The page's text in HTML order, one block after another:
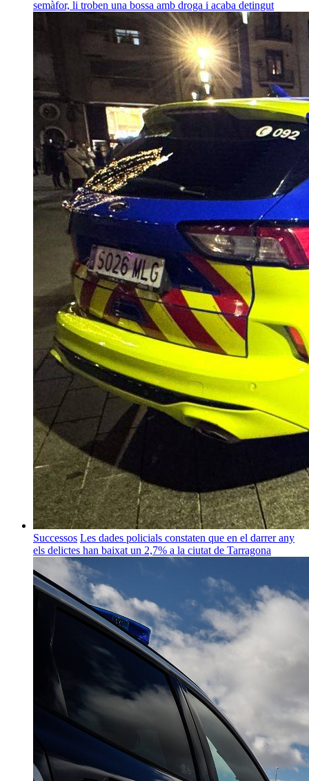
semàfor, li troben una bossa amb droga i acaba detingut
Successos Les dades policials constaten que en el darrer any
els delictes han baixat un 2,7% a la ciutat de Tarragona